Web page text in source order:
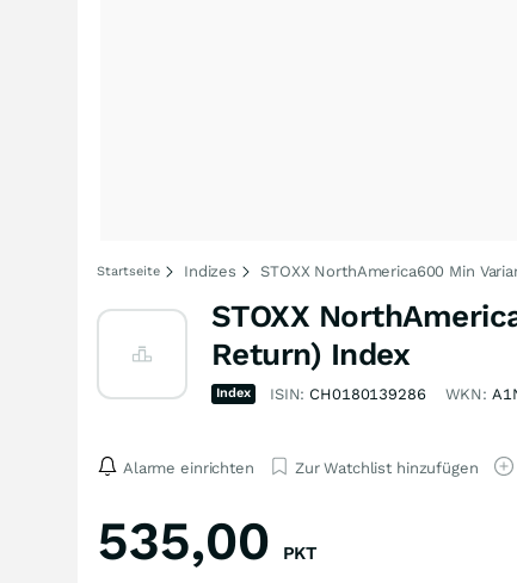
Startseite Indizes STOXX NorthAmerica600 Min
STOXX
Return) Index
Index ISIN: CH0180139286 WKN:
Alarme einrichten Zur Watchlist hinzufügen
535,00 PKT